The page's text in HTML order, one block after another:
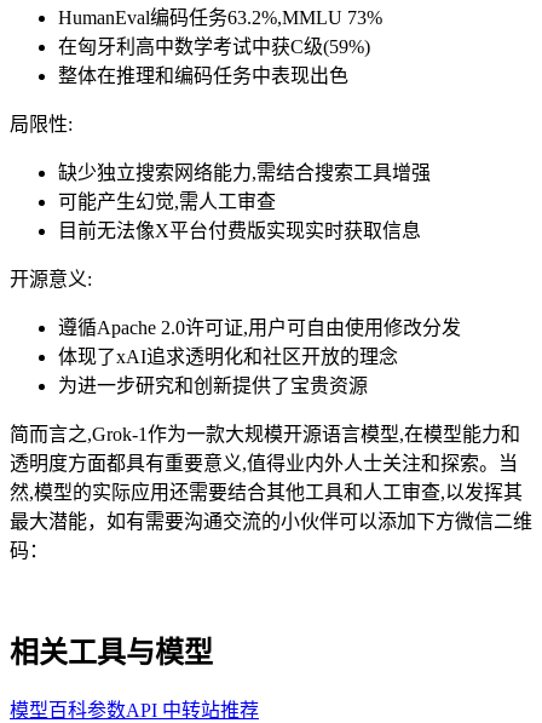
HumanEval编码任务63.2%,MMLU 73%
在匈牙利高中数学考试中获C级(59%)
整体在推理和编码任务中表现出色
局限性:
缺少独立搜索网络能力,需结合搜索工具增强
可能产生幻觉,需人工审查
目前无法像X平台付费版实现实时获取信息
开源意义:
遵循Apache 2.0许可证,用户可自由使用修改分发
体现了xAI追求透明化和社区开放的理念
为进一步研究和创新提供了宝贵资源
简而言之,Grok-1作为一款大规模开源语言模型,在模型能力和
透明度方面都具有重要意义,值得业内外人士关注和探索。当
然,模型的实际应用还需要结合其他工具和人工审查,以发挥其
最大潜能，如有需要沟通交流的小伙伴可以添加下方微信二维
码：
相关工具与模型
模型百科参数API 中转站推荐